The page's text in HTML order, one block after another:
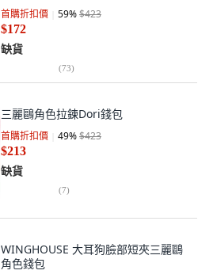
首購折扣價 59%$423
$172
缺貨
(73)
三麗鷗角色拉鍊Dori錢包
首購折扣價 49%$423
$213
缺貨
(7)
WINGHOUSE 大耳狗臉部短夾三麗鷗
角色錢包